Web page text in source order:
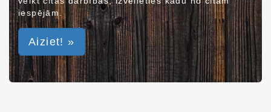
iespējām.
Aiziet! »